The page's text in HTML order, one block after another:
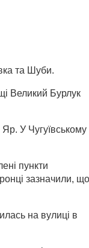
та Шуби.
Великий Бурлук
У Чугуївському
пункти
зазначили, що
на вулиці в